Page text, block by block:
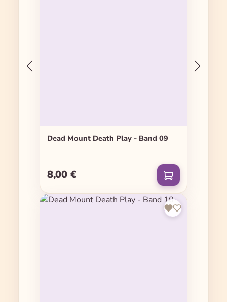
Dead Mount Death Play - Band 09
Regulärer Preis:
8,00 €